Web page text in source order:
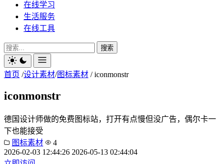
在线学习
生活服务
在线工具
搜索
首页 /设计素材/图标素材 / iconmonstr
iconmonstr
德国设计师做的免费图标站，打开有点慢但没广告，偶尔卡一
下也能接受
图标素材
4
2026-02-03 12:44:26 2026-05-13 02:44:04